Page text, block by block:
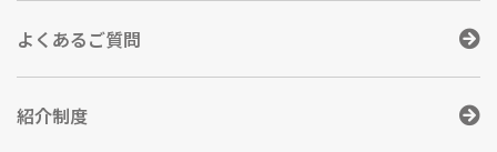
よくあるご質問
紹介制度